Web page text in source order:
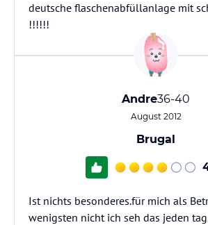
deutsche flaschenabfüllanlage mit
!!!!!!
Andre36-40
August 2012
Brugal
Ist nichts besonderes.für mich als
wenigsten nicht ich seh das jeden